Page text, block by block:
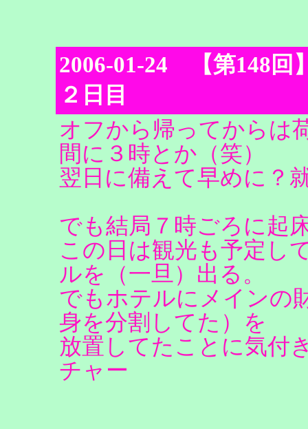
2006-01-24 【第148回
２日目
オフから帰ってからは
間に３時とか（笑）
翌日に備えて早めに？
でも結局７時ごろに起
この日は観光も予定し
ルを（一旦）出る。
でもホテルにメインの
身を分割してた）を
放置してたことに気付
チャー